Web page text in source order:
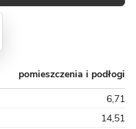
pomieszczenia i podłogi
6,71
14,51